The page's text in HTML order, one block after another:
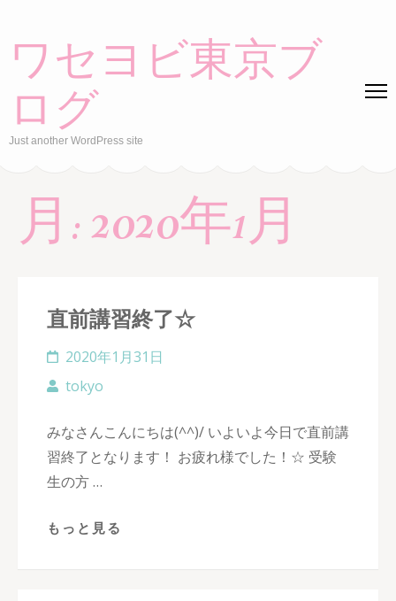
content
ワセヨビ東京ブ
ログ
Just another WordPress site
月:2020年1月
直前講習終了☆
2020年1月31日
tokyo
みなさんこんにちは(^^)/ いよいよ今日で直前講
習終了となります！ お疲れ様でした！☆ 受験
生の方 …
もっと見る